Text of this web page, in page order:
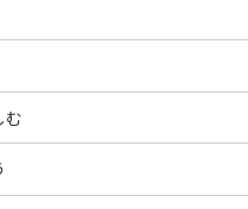
2026年6月6日
ラモン アロネス スモールク
ALLONES SMALL CLUB
2026年5月22日
む